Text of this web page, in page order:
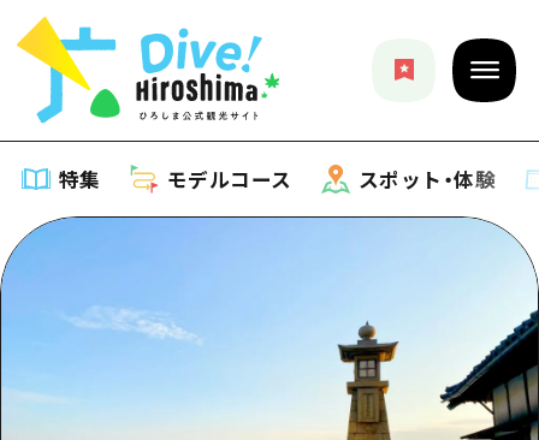
特集 モデルコース スポット・体験
特集一覧
モデルコース